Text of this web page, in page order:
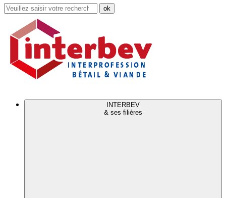
Rechercher
dans
site
INTERBEV
& ses filières